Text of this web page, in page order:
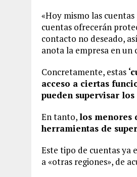
«Hoy mismo las
cuentas ofrecerán
contacto no deseado,
anota la empresa en un
Concretamente, estas
acceso a ciertas
pueden supervisar
En tanto,los menores
herramientas de
Este tipo de cuentas ya
a «otras regiones», de